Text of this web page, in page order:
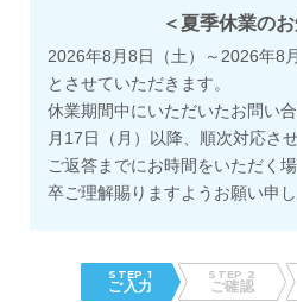
＜夏季休業の
2026年8月8日（土）～2026年8
とさせていただきます。
休業期間中にいただいたお問い
月17日（月）以降、順次対応さ
ご返答までにお時間をいただく
卒ご理解賜りますようお願い申し
STEP 1
ご入力
STEP 2
ご確認